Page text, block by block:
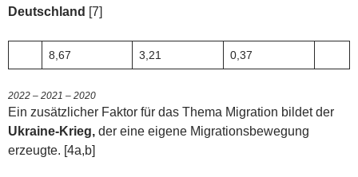
Deutschland [7]
8,67 3,21 0,37
2022 – 2021 – 2020
Ein zusätzlicher Faktor für das Thema Migration bildet der
Ukraine-Krieg, der eine eigene Migrationsbewegung
erzeugte. [4a,b]